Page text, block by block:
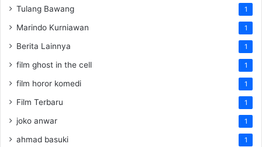
Tulang Bawang 1
Marindo Kurniawan 1
Berita Lainnya 1
film ghost in the cell 1
film horor komedi 1
Film Terbaru 1
joko anwar 1
ahmad basuki 1